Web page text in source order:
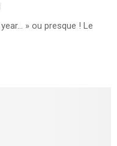
» ou presque ! Le